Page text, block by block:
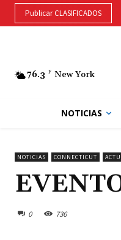
Publicar CLASIFICADOS
76.3 F New York
NOTICIAS
NOTICIAS CONNECTICUT
0 736